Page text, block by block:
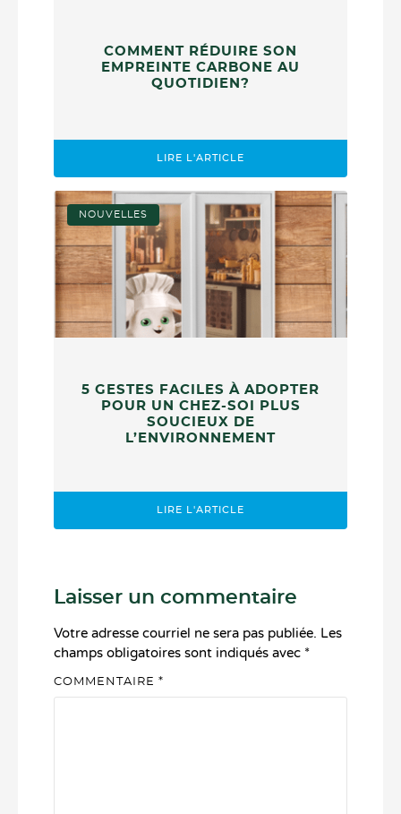
COMMENT RÉDUIRE SON
EMPREINTE CARBONE AU
QUOTIDIEN?
LIRE L'ARTICLE
NOUVELLES
5 GESTES FACILES À ADOPTER
POUR UN CHEZ-SOI PLUS
SOUCIEUX DE
L’ENVIRONNEMENT
LIRE L'ARTICLE
Laisser un commentaire
Votre adresse courriel ne sera pas publiée. Les
champs obligatoires sont indiqués avec *
COMMENTAIRE *